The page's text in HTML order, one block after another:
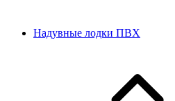
Надувные лодки ПВХ